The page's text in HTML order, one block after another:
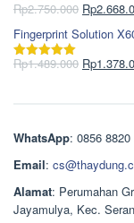
Rp965.000.
Dinilai5.00
Rp2.750.000 Harga
aslinya
adalah:
Rp
Fingerprint Solution
Dinilai5.00
Rp1.489.000 Harga
Rp
WhatsApp: 0856 8820
Email:
Alamat: Perumahan
Jayamulya, Kec.